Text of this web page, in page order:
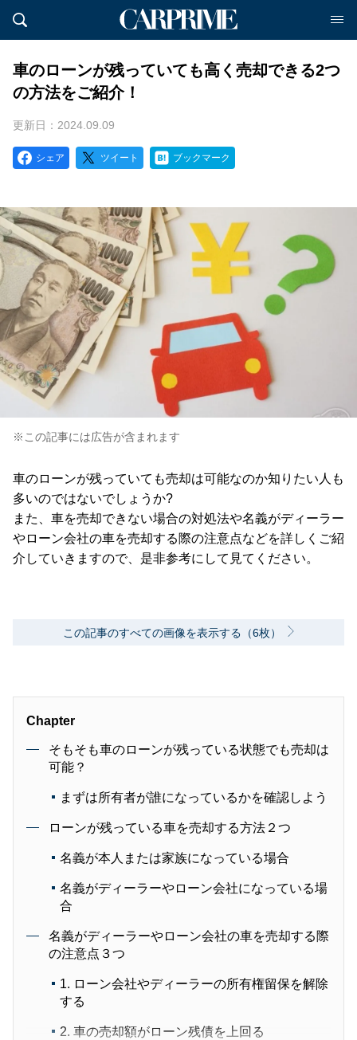
車のローンが残っていても高く売却できる2つ
の方法をご紹介！
更新日：2024.09.09
シェア ツイート ブックマーク
※この記事には広告が含まれます
車のローンが残っていても売却は可能なのか知りたい人も
多いのではないでしょうか?
また、車を売却できない場合の対処法や名義がディーラー
やローン会社の車を売却する際の注意点などを詳しくご紹
介していきますので、是非参考にして見てください。
この記事のすべての画像を表示する（6枚）
Chapter
そもそも車のローンが残っている状態でも売却は
可能？
まずは所有者が誰になっているかを確認しよう
ローンが残っている車を売却する方法２つ
名義が本人または家族になっている場合
名義がディーラーやローン会社になっている場
合
名義がディーラーやローン会社の車を売却する際
の注意点３つ
1. ローン会社やディーラーの所有権留保を解除
する
2. 車の売却額がローン残債を上回る